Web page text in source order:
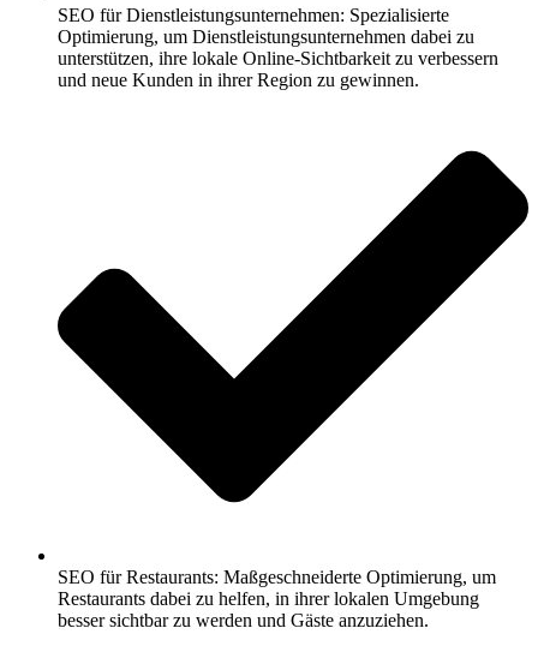
SEO für Dienstleistungsunternehmen: Spezialisierte
Optimierung, um Dienstleistungsunternehmen dabei zu
unterstützen, ihre lokale Online-Sichtbarkeit zu verbessern
und neue Kunden in ihrer Region zu gewinnen.
SEO für Restaurants: Maßgeschneiderte Optimierung, um
Restaurants dabei zu helfen, in ihrer lokalen Umgebung
besser sichtbar zu werden und Gäste anzuziehen.